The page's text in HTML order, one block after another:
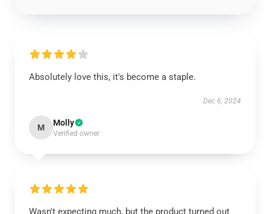
Absolutely love this, it's become a staple.
Dec 6, 2024
M Molly
Verified owner
Wasn't expecting much, but the product turned out